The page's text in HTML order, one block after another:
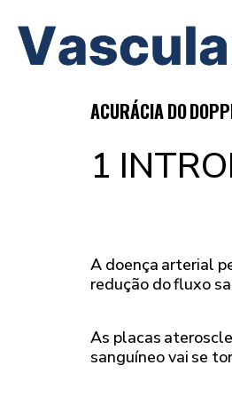
1
A doença arterial
redução do fluxo
As placas
sanguíneo vai se